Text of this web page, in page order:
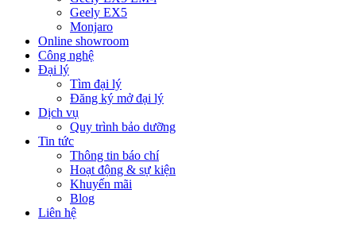
Geely EX5
Monjaro
Online showroom
Công nghệ
Đại lý
Tìm đại lý
Đăng ký mở đại lý
Dịch vụ
Quy trình bảo dưỡng
Tin tức
Thông tin báo chí
Hoạt động & sự kiện
Khuyến mãi
Blog
Liên hệ